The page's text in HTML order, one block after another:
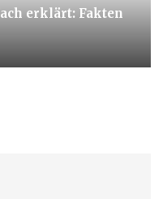
erklärt: Fakten